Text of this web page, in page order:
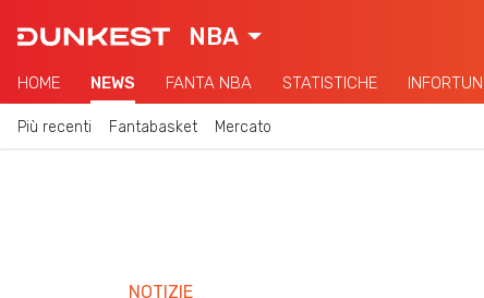
NBA
HOME NEWS FANTA NBA STATISTICHE INFORTUNI
Più recenti Fantabasket Mercato
NOTIZIE